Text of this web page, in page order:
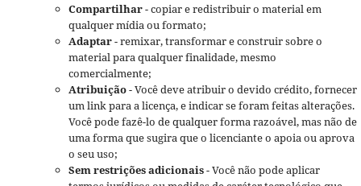
Compartilhar- copiar e redistribuir o material em
qualquer mídia ou formato;
Adaptar- remixar, transformar e construir sobre o
material para qualquer finalidade, mesmo
comercialmente;
Atribuição- Você deve atribuir o devido crédito, fornecer
um link para a licença, e indicar se foram feitas alterações.
Você pode fazê-lo de qualquer forma razoável, mas não de
uma forma que sugira que o licenciante o apoia ou aprova
o seu uso;
Sem restrições adicionais- Você não pode aplicar